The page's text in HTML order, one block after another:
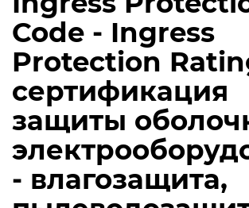
Code - Ingress
Protection
сертификация
защиты
- влагозащита,